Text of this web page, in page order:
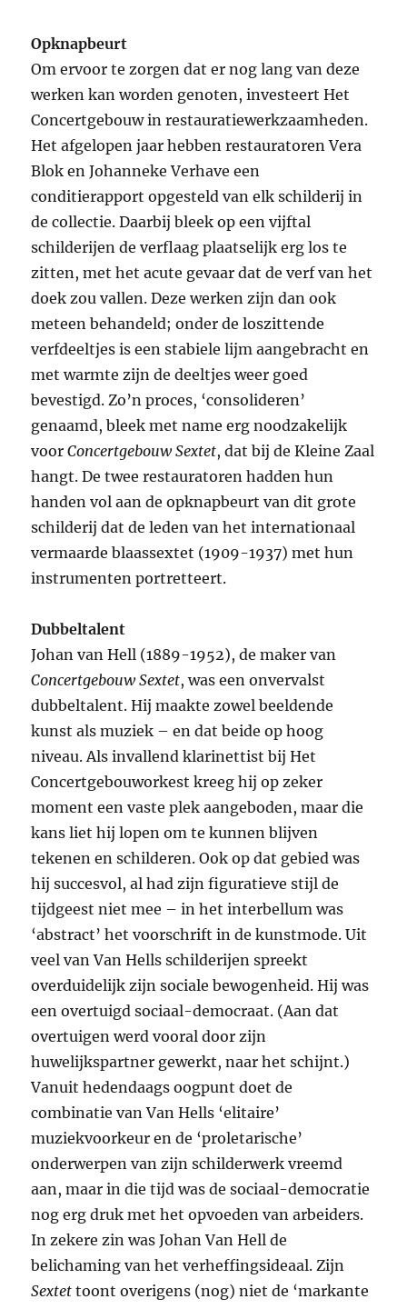
Opknapbeurt
Om ervoor te zorgen dat er nog lang van deze
werken kan worden genoten, investeert Het
Concertgebouw in restauratiewerkzaamheden.
Het afgelopen jaar hebben restauratoren Vera
Blok en Johanneke Verhave een
conditierapport opgesteld van elk schilderij in
de collectie. Daarbij bleek op een vijftal
schilderijen de verflaag plaatselijk erg los te
zitten, met het acute gevaar dat de verf van het
doek zou vallen. Deze werken zijn dan ook
meteen behandeld; onder de loszittende
verfdeeltjes is een stabiele lijm aangebracht en
met warmte zijn de deeltjes weer goed
bevestigd. Zo’n proces, ‘consolideren’
genaamd, bleek met name erg noodzakelijk
voorConcertgebouw Sextet, dat bij de Kleine Zaal
hangt. De twee restauratoren hadden hun
handen vol aan de opknapbeurt van dit grote
schilderij dat de leden van het internationaal
vermaarde blaassextet (1909-1937) met hun
instrumenten portretteert.
Dubbeltalent
Johan van Hell (1889-1952), de maker van
Concertgebouw Sextet, was een onvervalst
dubbeltalent. Hij maakte zowel beeldende
kunst als muziek – en dat beide op hoog
niveau. Als invallend klarinettist bij Het
Concertgebouworkest kreeg hij op zeker
moment een vaste plek aangeboden, maar die
kans liet hij lopen om te kunnen blijven
tekenen en schilderen. Ook op dat gebied was
hij succesvol, al had zijn figuratieve stijl de
tijdgeest niet mee – in het interbellum was
‘abstract’ het voorschrift in de kunstmode. Uit
veel van Van Hells schilderijen spreekt
overduidelijk zijn sociale bewogenheid. Hij was
een overtuigd sociaal-democraat. (Aan dat
overtuigen werd vooral door zijn
huwelijkspartner gewerkt, naar het schijnt.)
Vanuit hedendaags oogpunt doet de
combinatie van Van Hells ‘elitaire’
muziekvoorkeur en de ‘proletarische’
onderwerpen van zijn schilderwerk vreemd
aan, maar in die tijd was de sociaal-democratie
nog erg druk met het opvoeden van arbeiders.
In zekere zin was Johan Van Hell de
belichaming van het verheffingsideaal. Zijn
Sextet toont overigens (nog) niet de ‘markante